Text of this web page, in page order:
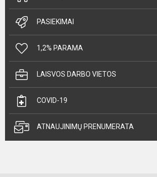
PASIEKIMAI
1,2% PARAMA
LAISVOS DARBO VIETOS
COVID-19
ATNAUJINIMŲ PRENUMERATA